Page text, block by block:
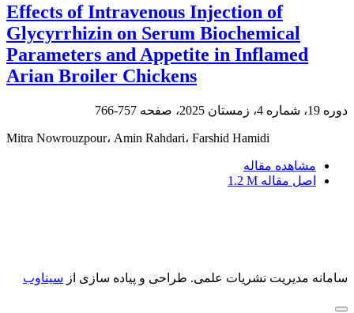
Effects of Intravenous Injection of
Glycyrrhizin on Serum Biochemical
Parameters and Appetite in Inflamed
Arian Broiler Chickens
دوره 19، شماره 4، زمستان 2025، صفحه 757-766
Mitra Nowrouzpour، Amin Rahdari، Farshid Hamidi
مشاهده مقاله
اصل مقاله 1.2 M
سامانه مدیریت نشریات علمی. طراحی و پیاده سازی از سیناوب